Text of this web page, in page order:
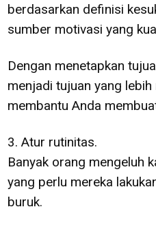
berdasarkan definisi
sumber motivasi yang
Dengan menetapkan
menjadi tujuan yang
membantu Anda
3. Atur rutinitas.
Banyak orang mengeluh
yang perlu mereka
buruk.